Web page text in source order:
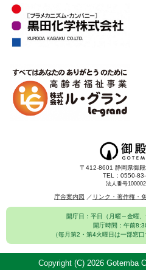
〒412-8601 静岡県御
TEL：0550-
法人番号
庁舎案内図 リンク・著作権・
開庁日：平日（月曜～金曜、
開庁時間：午前
（毎月第2・第4火曜日は一部窓
Copyright (C) 2026 Gotemba